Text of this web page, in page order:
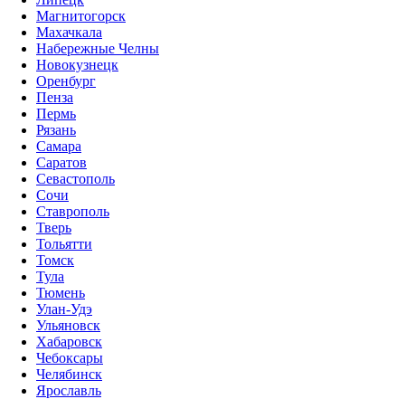
Магнитогорск
Махачкала
Набережные Челны
Новокузнецк
Оренбург
Пенза
Пермь
Рязань
Самара
Саратов
Севастополь
Сочи
Ставрополь
Тверь
Тольятти
Томск
Тула
Тюмень
Улан-Удэ
Ульяновск
Хабаровск
Чебоксары
Челябинск
Ярославль